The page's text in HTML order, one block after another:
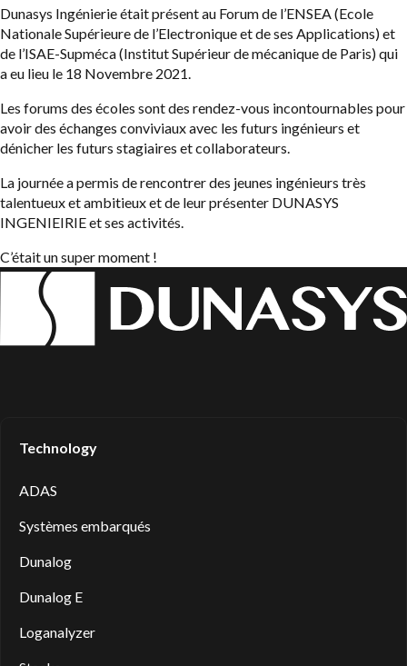
Dunasys Ingénierie était présent au Forum de l’ENSEA (Ecole
Nationale Supérieure de l’Electronique et de ses Applications) et
de l’ISAE-Supméca (Institut Supérieur de mécanique de Paris) qui
a eu lieu le 18 Novembre 2021.
Les forums des écoles sont des rendez-vous incontournables pour
avoir des échanges conviviaux avec les futurs ingénieurs et
dénicher les futurs stagiaires et collaborateurs.
La journée a permis de rencontrer des jeunes ingénieurs très
talentueux et ambitieux et de leur présenter DUNASYS
INGENIEIRIE et ses activités.
C’était un super moment !
Technology
ADAS
Systèmes embarqués
Dunalog
Dunalog E
Loganalyzer